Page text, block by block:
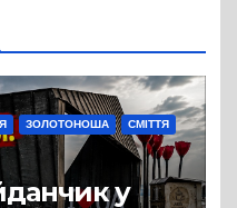
ЗОЛОТОНОША СМІТТЯ
у